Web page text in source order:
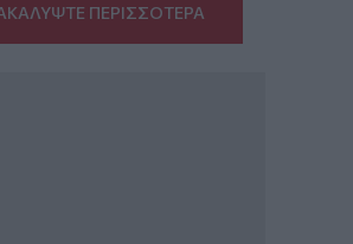
ΠΕΡΙΣΣΟΤΕΡΑ